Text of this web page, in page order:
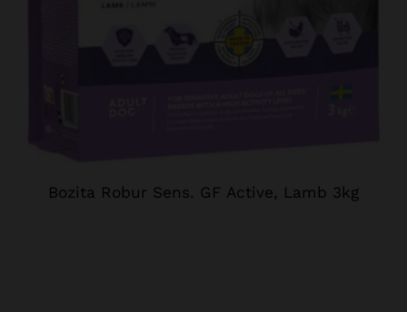
Bozita Robur Sens. GF Active, Lamb 3kg